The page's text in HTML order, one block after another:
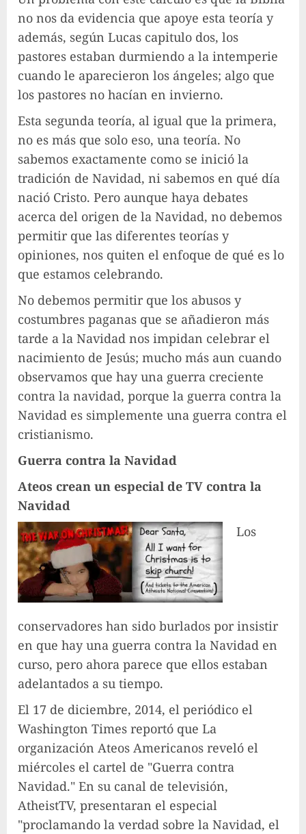
no nos da evidencia que apoye esta teoría y
además, según Lucas capitulo dos, los
pastores estaban durmiendo a la intemperie
cuando le aparecieron los ángeles; algo que
los pastores no hacían en invierno.
Esta segunda teoría, al igual que la primera,
no es más que solo eso, una teoría. No
sabemos exactamente como se inició la
tradición de Navidad, ni sabemos en qué día
nació Cristo. Pero aunque haya debates
acerca del origen de la Navidad, no debemos
permitir que las diferentes teorías y
opiniones, nos quiten el enfoque de qué es lo
que estamos celebrando.
No debemos permitir que los abusos y
costumbres paganas que se añadieron más
tarde a la Navidad nos impidan celebrar el
nacimiento de Jesús; mucho más aun cuando
observamos que hay una guerra creciente
contra la navidad, porque la guerra contra la
Navidad es simplemente una guerra contra el
cristianismo.
Guerra contra la Navidad
Ateos crean un especial de TV contra la
Navidad
Los
conservadores han sido burlados por insistir
en que hay una guerra contra la Navidad en
curso, pero ahora parece que ellos estaban
adelantados a su tiempo.
El 17 de diciembre, 2014, el periódico el
Washington Times reportó que La
organización Ateos Americanos reveló el
miércoles el cartel de "Guerra contra
Navidad." En su canal de televisión,
AtheistTV, presentaran el especial
"proclamando la verdad sobre la Navidad, el